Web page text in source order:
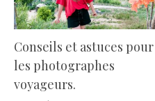
Conseils et astuces pour
les photographes
voyageurs.